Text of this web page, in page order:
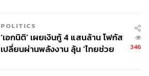
POLITICS
‘เอกนิติ’ เผยเงินกู้ 4 แสนล้าน โฟกัส
เปลี่ยนผ่านพลังงาน ลุ้น ‘ไทยช่วย
346